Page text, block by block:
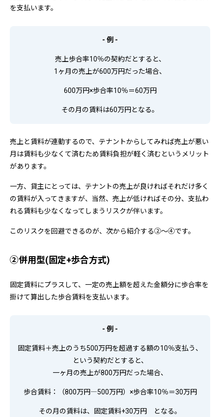
を支払います。
- 例 -
売上歩合率10％の契約だとすると、
1ヶ月の売上が600万円だった場合、
600万円×歩合率10％＝60万円
その月の賃料は60万円となる。
売上と賃料が連動するので、テナントからしてみれば売上が悪い
月は賃料も少なくて済むため賃料負担が軽く済むというメリット
があります。
一方、貸主にとっては、テナントの売上が良ければそれだけ多く
の賃料が入ってきますが、当然、売上が低ければその分、支払わ
れる賃料も少なくなってしまうリスクが伴います。
このリスクを回避できるのが、次から紹介する②～④です。
②併用型(固定+歩合方式)
固定賃料にプラスして、一定の売上額を超えた金額分に歩合率を
掛けて算出した歩合賃料を支払います。
- 例 -
固定賃料＋売上のうち500万円を超過する額の10％支払う、
という契約だとすると、
一ヶ月の売上が800万円だった場合、
歩合賃料：（800万円―500万円）×歩合率10％＝30万円
その月の賃料は、固定賃料+30万円 となる。